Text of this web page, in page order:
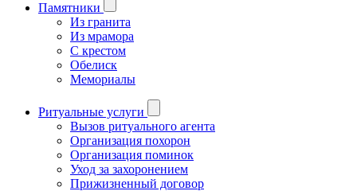
Памятники
Из гранита
Из мрамора
С крестом
Обелиск
Мемориалы
Ритуальные услуги
Вызов ритуального агента
Организация похорон
Организация поминок
Уход за захоронением
Прижизненный договор